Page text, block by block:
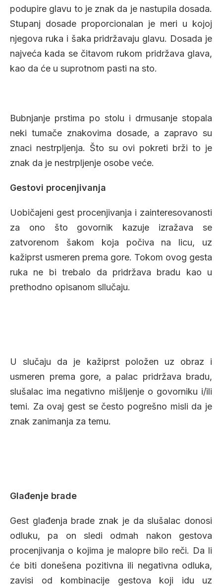
podupire glavu to je znak da je nastupila dosada.
Stupanj dosade proporcionalan je meri u kojoj
njegova ruka i šaka pridržavaju glavu. Dosada je
najveća kada se čitavom rukom pridržava glava,
kao da će u suprotnom pasti na sto.
Bubnjanje prstima po stolu i drmusanje stopala
neki tumače znakovima dosade, a zapravo su
znaci nestrpljenja. Što su ovi pokreti brži to je
znak da je nestrpljenje osobe veće.
Gestovi procenjivanja
Uobičajeni gest procenjivanja i zainteresovanosti
za ono što govornik kazuje izražava se
zatvorenom šakom koja počiva na licu, uz
kažiprst usmeren prema gore. Tokom ovog gesta
ruka ne bi trebalo da pridržava bradu kao u
prethodno opisanom sllučaju.
U slučaju da je kažiprst položen uz obraz i
usmeren prema gore, a palac pridržava bradu,
slušalac ima negativno mišljenje o govorniku i/ili
temi. Za ovaj gest se često pogrešno misli da je
znak zanimanja za temu.
Glađenje brade
Gest glađenja brade znak je da slušalac donosi
odluku, pa on sledi odmah nakon gestova
procenjivanja o kojima je malopre bilo reči. Da li
će biti donešena pozitivna ili negativna odluka,
zavisi od kombinacije gestova koji idu uz